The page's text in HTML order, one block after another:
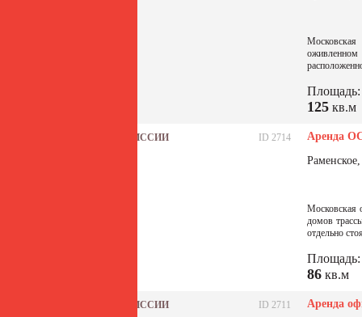
оживленном
Площадь:
125 кв.м
БЕЗ КОМИССИИ ID 2714
Аренда
Московская
домов
отдельно
Площадь:
86 кв.м
БЕЗ КОМИССИИ ID 2711
Аренда